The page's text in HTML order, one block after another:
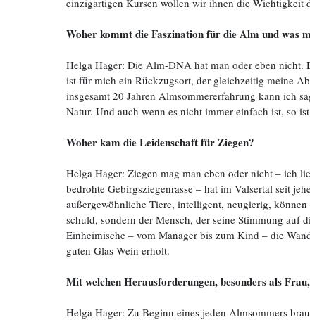
einzigartigen Kursen wollen wir ihnen die Wichtigkeit
Woher kommt die Faszination für die Alm und was
Helga Hager: Die Alm-DNA hat man oder eben
ist für mich ein Rückzugsort, der gleichzeitig meine
insgesamt 20 Jahren Almsommererfahrung kann ich
Natur. Und auch wenn es nicht immer einfach ist, so
Woher kam die Leidenschaft für Ziegen?
Helga Hager: Ziegen mag man eben oder nicht – ich
bedrohte Gebirgsziegenrasse – hat im Valsertal seit
außergewöhnliche Tiere, intelligent, neugierig,
schuld, sondern der Mensch, der seine Stimmung auf
Einheimische – vom Manager bis zum Kind – die
guten Glas Wein erholt.
Mit welchen Herausforderungen, besonders als
Helga Hager: Zu Beginn eines jeden Almsommers